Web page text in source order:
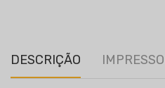
DESCRIÇÃO